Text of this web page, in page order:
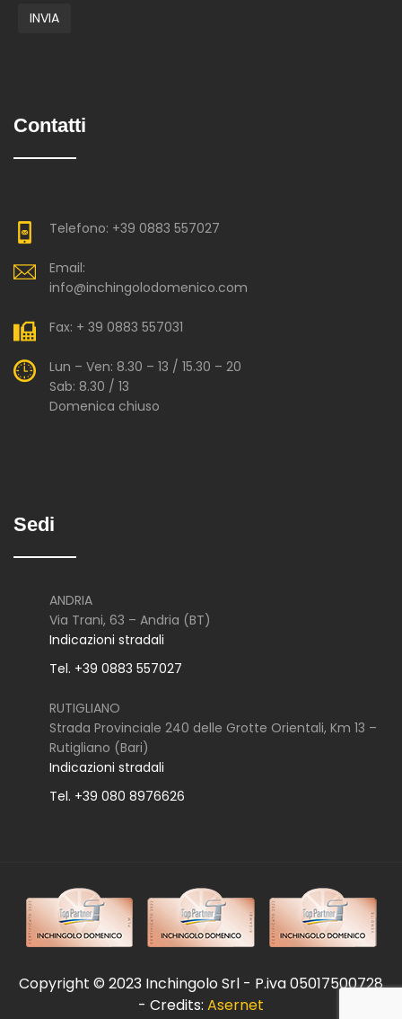
Contatti
Telefono: +39 0883 557027
Email:
info@inchingolodomenico.com
Fax: + 39 0883 557031
Lun – Ven: 8.30 – 13 / 15.30 – 20
Sab: 8.30 / 13
Domenica chiuso
Sedi
ANDRIA
Via Trani, 63 – Andria (BT)
Indicazioni stradali
Tel. +39 0883 557027
RUTIGLIANO
Strada Provinciale 240 delle Grotte Orientali, Km 13 –
Rutigliano (Bari)
Indicazioni stradali
Tel. +39 080 8976626
Copyright © 2023 Inchingolo Srl - P.iva 05017500728
- Credits: Asernet